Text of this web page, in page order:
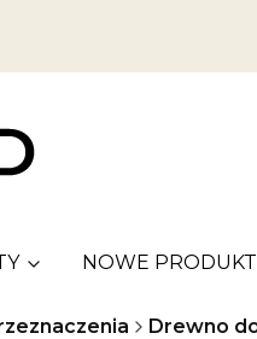
NOWE
Drewno